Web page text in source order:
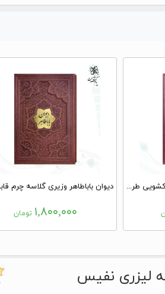
خیام وزیری گلاسه چرم قابدار کشویی طرح مس
۱,۸۰۰,۰۰۰ تومان
لیزری نفیس